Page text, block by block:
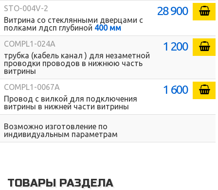
STO-004V-2
Витрина со стеклянными дверцами с
полками лдсп глубиной 400 мм
28 900
COMPL1-024A
трубка (кабель канал ) для незаметной
проводки проводов в нижнюю часть
витрины
1 200
COMPL1-0067A
Провод с вилкой для подключения
витрины в нижней части витрины
1 600
Возможно изготовление по
индивидуальным параметрам
ТОВАРЫ РАЗДЕЛА